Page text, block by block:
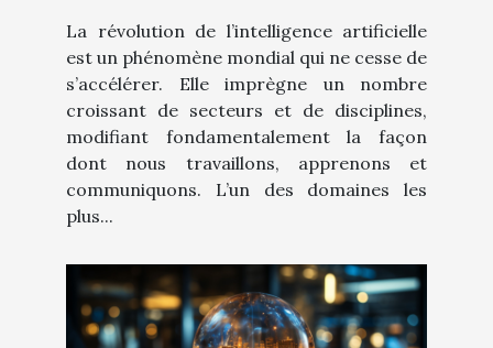
La révolution de l’intelligence artificielle
est un phénomène mondial qui ne cesse de
s’accélérer. Elle imprègne un nombre
croissant de secteurs et de disciplines,
modifiant fondamentalement la façon
dont nous travaillons, apprenons et
communiquons. L’un des domaines les
plus...